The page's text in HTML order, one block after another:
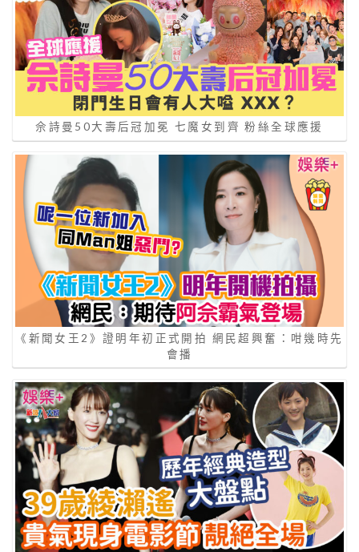
佘詩曼50大壽后冠加冕 七魔女到齊 粉絲全球應援
《新聞女王2》證明年初正式開拍 網民超興奮：咁幾時先
會播